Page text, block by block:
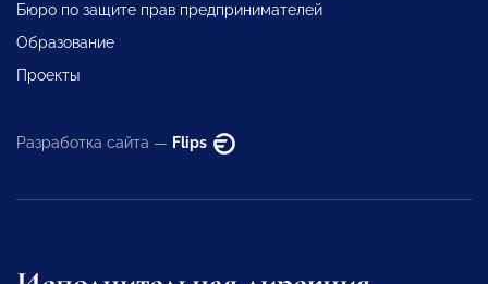
Бюро по защите прав предпринимателей
Образование
Проекты
Разработка сайта — Flips